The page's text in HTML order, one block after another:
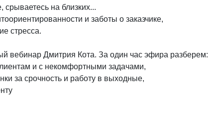
срываетесь на близких...
и заботы о заказчике,
стресса.
вебинар Дмитрия Кота. За один час эфира разберем:
и с некомфортными задачами,
за срочность и работу в выходные,